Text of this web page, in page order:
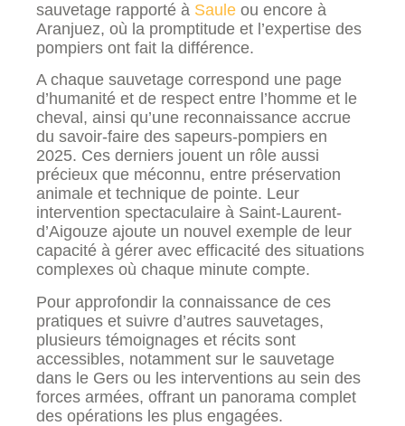
sauvetage rapporté à Saule ou encore à
Aranjuez, où la promptitude et l’expertise des
pompiers ont fait la différence.
A chaque sauvetage correspond une page
d’humanité et de respect entre l’homme et le
cheval, ainsi qu’une reconnaissance accrue
du savoir-faire des sapeurs-pompiers en
2025. Ces derniers jouent un rôle aussi
précieux que méconnu, entre préservation
animale et technique de pointe. Leur
intervention spectaculaire à Saint-Laurent-
d’Aigouze ajoute un nouvel exemple de leur
capacité à gérer avec efficacité des situations
complexes où chaque minute compte.
Pour approfondir la connaissance de ces
pratiques et suivre d’autres sauvetages,
plusieurs témoignages et récits sont
accessibles, notamment sur le sauvetage
dans le Gers ou les interventions au sein des
forces armées, offrant un panorama complet
des opérations les plus engagées.